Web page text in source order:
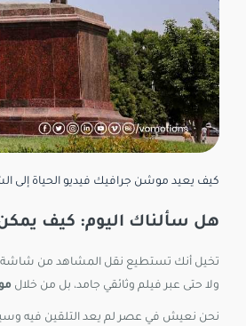
كيف يعيد موشن جرافيك فيديو الحياة إلى
هل سألناك اليوم: كيف
تخيل أنك تستطيع نقل المشاهد من شاشة
ولا حتى عبر فيلم وثائقي جامد، بل من خلال
نحن نعيش في عصر لم يعد التلقين فيه